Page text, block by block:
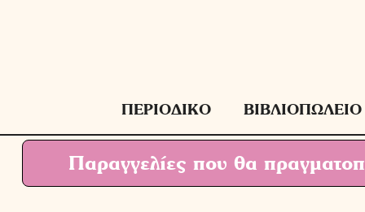
ΠΕΡΙΟΔΙΚΟ ΒΙΒΛΙΟΠΩΛΕΙΟ
Παραγγελίες που θα